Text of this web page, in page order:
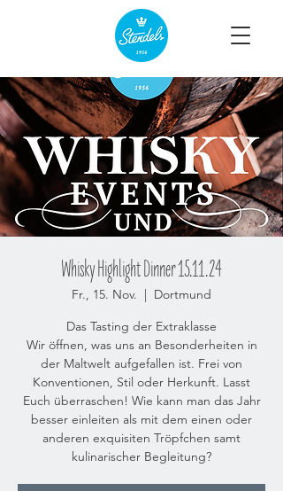
Whisky Highlight Dinner 15.11.24
Fr., 15. Nov.
  |
Dortmund
Das Tasting der Extraklasse
Wir öffnen, was uns an Besonderheiten in
der Maltwelt aufgefallen ist. Frei von
Konventionen, Stil oder Herkunft. Lasst
Euch überraschen! Wie kann man das Jahr
besser einleiten als mit dem einen oder
anderen exquisiten Tröpfchen samt
kulinarischer Begleitung?